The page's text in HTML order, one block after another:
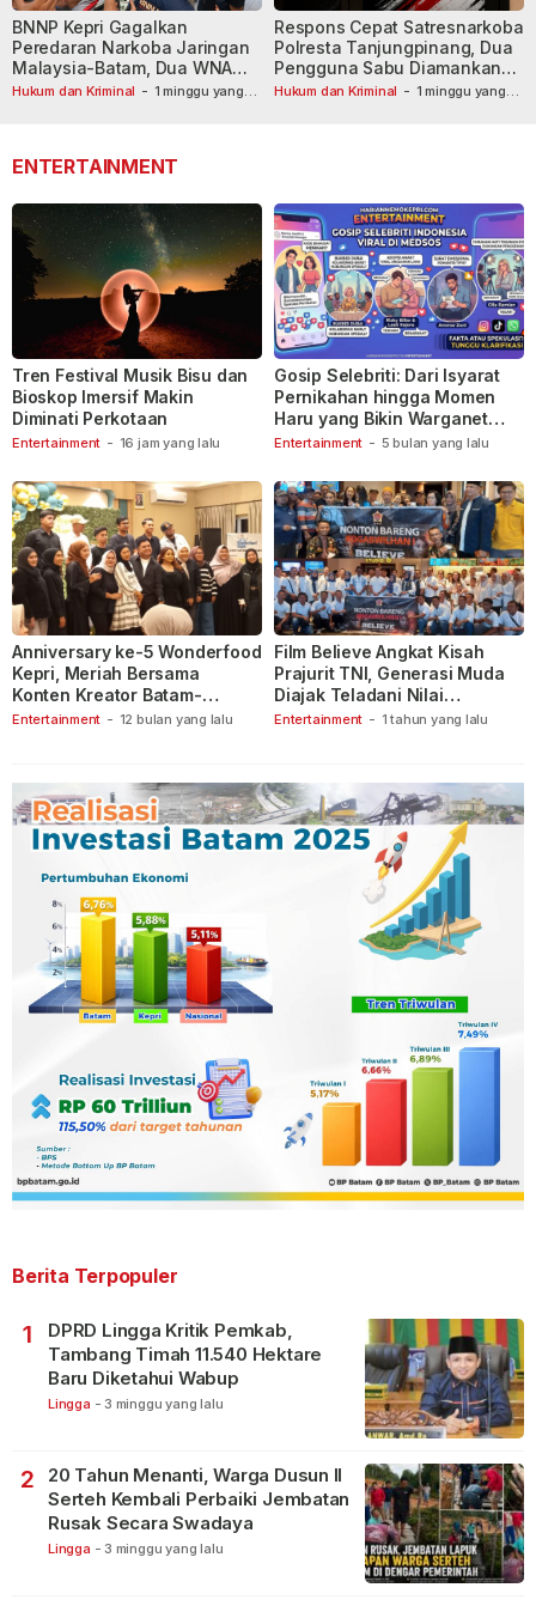
Hukum dan Kriminal - 1 minggu yang
BNNP Kepri Gagalkan
Peredaran Narkoba Jaringan
Malaysia-Batam, Dua WNA
Masih Diburu
Hukum dan Kriminal - 1 minggu yang
Respons Cepat Satresnarkoba
Polresta Tanjungpinang, Dua
Pengguna Sabu Diamankan
Usai Dilaporkan ke Call Center
ENTERTAINMENT
Entertainment - 16 jam yang lalu
Tren Festival Musik Bisu dan
Bioskop Imersif Makin
Diminati Perkotaan
Entertainment - 5 bulan yang lalu
Gosip Selebriti: Dari Isyarat
Pernikahan hingga Momen
Haru yang Bikin Warganet
Berspekulasi
Entertainment - 12 bulan yang lalu
Anniversary ke-5 Wonderfood
Kepri, Meriah Bersama
Konten Kreator Batam-
Tanjungpinang
Entertainment - 1 tahun yang lalu
Film Believe Angkat Kisah
Prajurit TNI, Generasi Muda
Diajak Teladani Nilai
Keberanian
Berita Terpopuler
1
DPRD Lingga Kritik Pemkab,
Tambang Timah 11.540 Hektare
Baru Diketahui Wabup
Lingga - 3 minggu yang lalu
2
20 Tahun Menanti, Warga Dusun II
Serteh Kembali Perbaiki Jembatan
Rusak Secara Swadaya
Lingga - 3 minggu yang lalu